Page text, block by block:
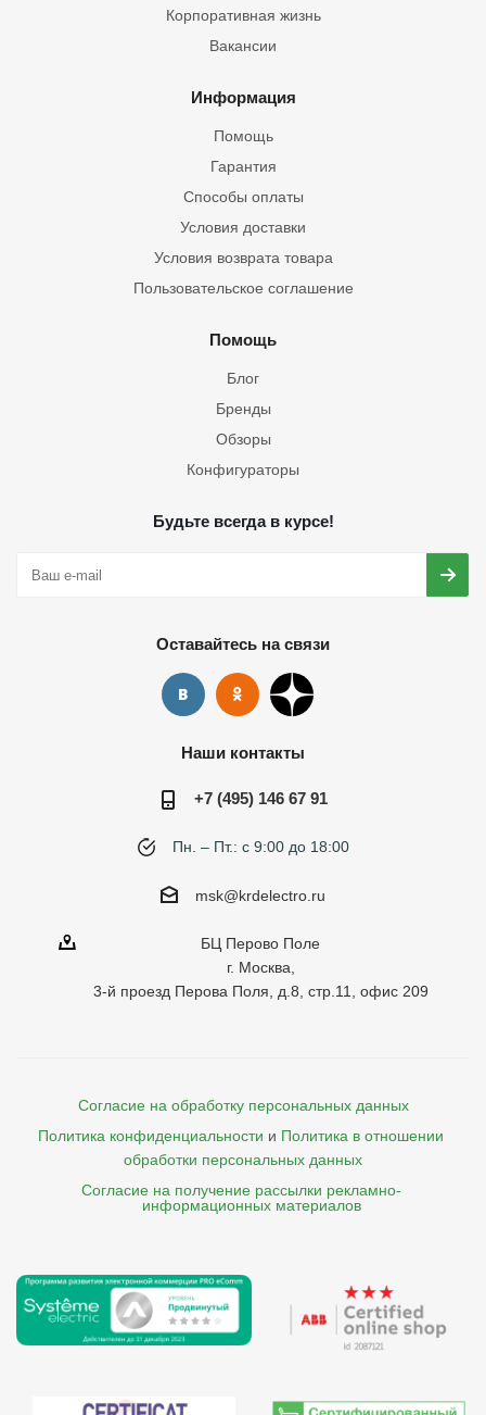
Корпоративная жизнь
Вакансии
Информация
Помощь
Гарантия
Способы оплаты
Условия доставки
Условия возврата товара
Пользовательское соглашение
Помощь
Блог
Бренды
Обзоры
Конфигураторы
Будьте всегда в курсе!
Оставайтесь на связи
Наши контакты
+7 (495) 146 67 91
Пн. – Пт.: с 9:00 до 18:00
msk@krdelectro.ru
БЦ Перово Поле
г. Москва,
3-й проезд Перова Поля, д.8, стр.11, офис 209
Согласие на обработку персональных данных
Политика конфиденциальности и Политика в отношении
обработки персональных данных
Согласие на получение рассылки рекламно-
    информационных материалов